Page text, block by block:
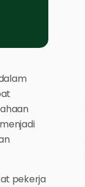
pekerja